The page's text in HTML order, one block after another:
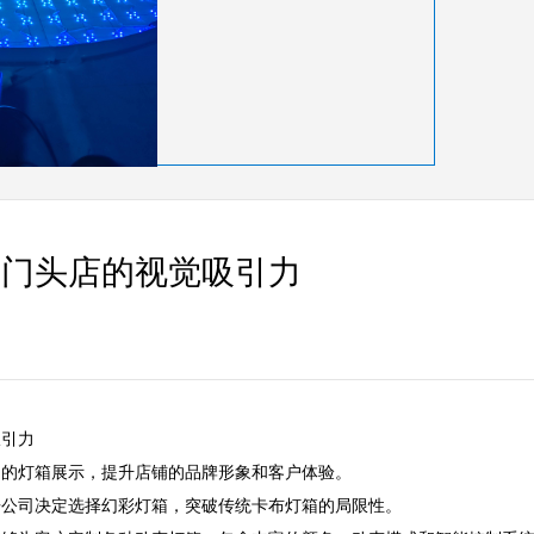
头店的视觉吸引力
力
灯箱展示，提升店铺的品牌形象和客户体验。
司决定选择幻彩灯箱，突破传统卡布灯箱的局限性。